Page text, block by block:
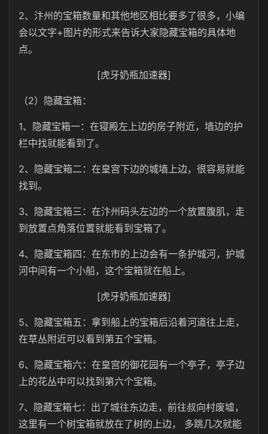
2、汴州的宝箱数量和其他地区相比要多了很多，小编
会以文字+图片的形式来告诉大家隐藏宝箱的具体地
点。
[虎牙奶瓶加速器]
（2）隐藏宝箱：
1、隐藏宝箱一：在寝殿左上边的房子附近，墙边的护
栏中找就能看到了。
2、隐藏宝箱二：在皇宫下边的城墙上边，很容易就能
找到。
3、隐藏宝箱三：在汴州码头左边的一个放置腹肌，走
到放置点角落位置就能看到宝箱了。
4、隐藏宝箱四：在东市的上边会有一条护城河，护城
河中间有一个小船，这个宝箱就在船上。
[虎牙奶瓶加速器]
5、隐藏宝箱五：拿到船上的宝箱后沿着河道往上走，
在草丛附近可以看到第五个宝箱。
6、隐藏宝箱六：在皇宫的御花园有一个亭子，亭子边
上的花丛中可以找到第六个宝箱。
7、隐藏宝箱七：出了城往东边走，前往叔向村废墟，
这里有一个树宝箱就放在了树的上边， 多跳几次就能